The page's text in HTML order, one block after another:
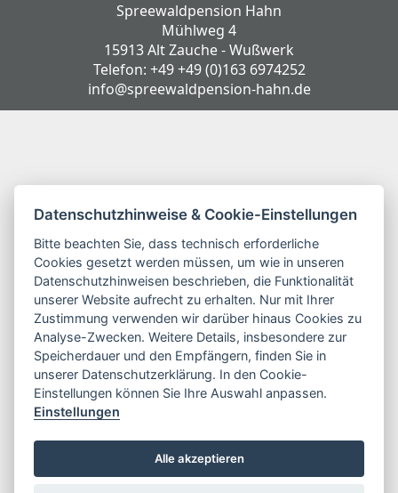
Spreewaldpension Hahn
Mühlweg 4
15913 Alt Zauche - Wußwerk
Telefon: +49 +49 (0)163 6974252
info@spreewaldpension-hahn.de
©2026AOD-Media&Spreewald Info
Datenschutzhinweise & Cookie-Einstellungen
Bitte beachten Sie, dass technisch erforderliche
Cookies gesetzt werden müssen, um wie in unseren
Datenschutzhinweisen beschrieben, die Funktionalität
unserer Website aufrecht zu erhalten. Nur mit Ihrer
Zustimmung verwenden wir darüber hinaus Cookies zu
Analyse-Zwecken. Weitere Details, insbesondere zur
Speicherdauer und den Empfängern, finden Sie in
unserer Datenschutzerklärung. In den Cookie-
Einstellungen können Sie Ihre Auswahl anpassen.
Einstellungen
Alle akzeptieren